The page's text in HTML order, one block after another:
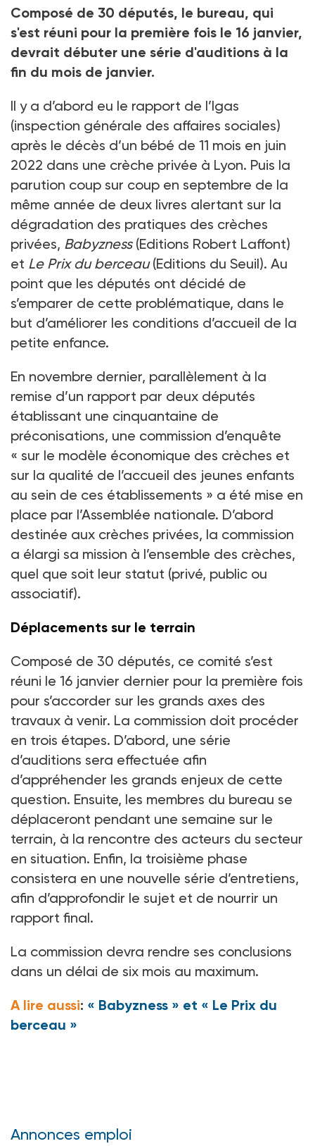
Composé de 30 députés, le bureau, qui
s'est réuni pour la première fois le 16 janvier,
devrait débuter une série d'auditions à la
fin du mois de janvier.
Il y a d’abord eu le rapport de l’Igas
(inspection générale des affaires sociales)
après le décès d’un bébé de 11 mois en juin
2022 dans une crèche privée à Lyon. Puis la
parution coup sur coup en septembre de la
même année de deux livres alertant sur la
dégradation des pratiques des crèches
privées, Babyzness(Editions Robert Laffont)
et Le Prix du berceau(Editions du Seuil). Au
point que les députés ont décidé de
s’emparer de cette problématique, dans le
but d’améliorer les conditions d’accueil de la
petite enfance.
En novembre dernier, parallèlement à la
remise d’un rapport par deux députés
établissant une cinquantaine de
préconisations, une commission d’enquête
« sur le modèle économique des crèches et
sur la qualité de l’accueil des jeunes enfants
au sein de ces établissements » a été mise en
place par l’Assemblée nationale. D’abord
destinée aux crèches privées, la commission
a élargi sa mission à l’ensemble des crèches,
quel que soit leur statut (privé, public ou
associatif).
Déplacements sur le terrain
Composé de 30 députés, ce comité s’est
réuni le 16 janvier dernier pour la première fois
pour s’accorder sur les grands axes des
travaux à venir. La commission doit procéder
en trois étapes. D’abord, une série
d’auditions sera effectuée afin
d’appréhender les grands enjeux de cette
question. Ensuite, les membres du bureau se
déplaceront pendant une semaine sur le
terrain, à la rencontre des acteurs du secteur
en situation. Enfin, la troisième phase
consistera en une nouvelle série d’entretiens,
afin d’approfondir le sujet et de nourrir un
rapport final.
La commission devra rendre ses conclusions
dans un délai de six mois au maximum.
A lire aussi: « Babyzness » et « Le Prix du
berceau »
Annonces emploi